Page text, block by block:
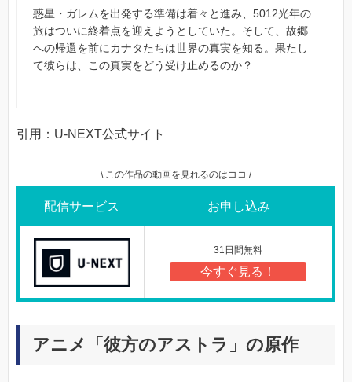
惑星・ガレムを出発する準備は着々と進み、5012光年の
旅はついに終着点を迎えようとしていた。そして、故郷
への帰還を前にカナタたちは世界の真実を知る。果たし
て彼らは、この真実をどう受け止めるのか？
引用：U-NEXT公式サイト
\ この作品の動画を見れるのはココ /
配信サービス お申し込み
31日間無料
今すぐ見る！
アニメ「彼方のアストラ」の原作